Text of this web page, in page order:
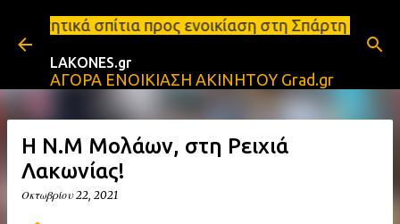
Μετάβαση στο κύριο περιεχόμενο
προς ενοικίαση στη Σπάρτη Ενοικιάσεις
LAKONES.gr
ΑΓΟΡΑ ΕΝΟΙΚΙΑΣΗ ΑΚΙΝΗΤΟΥ Grad.gr
Η Ν.Μ Μολάων, στη Ρειχιά
Λακωνίας!
Οκτωβρίου 22, 2021